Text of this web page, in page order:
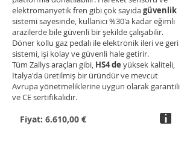
elektromanyetik fren gibi çok sayıdagüvenlik
sistemi sayesinde, kullanıcı %30'a kadar eğimli
arazilerde bile güvenli bir şekilde çalışabilir.
Döner kollu gaz pedalı ile elektronik ileri ve geri
sistemi, işi kolay ve güvenli hale getirir.
Tüm Zallys araçları gibi, HS4 de yüksek kaliteli,
İtalya'da üretilmiş bir üründür ve mevcut
Avrupa yönetmeliklerine uygun olarak garantili
ve CE sertifikalıdır.
Fiyat: 6.610,00 €